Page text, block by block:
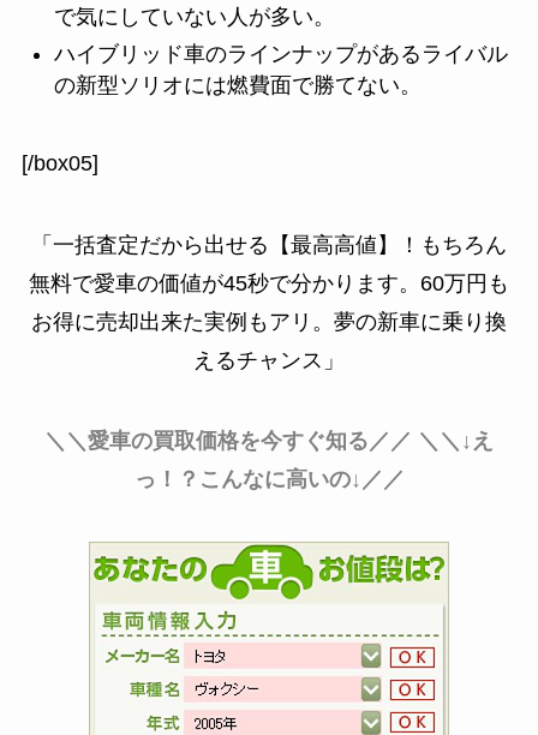
で気にしていない人が多い。
ハイブリッド車のラインナップがあるライバル
の新型ソリオには燃費面で勝てない。
[/box05]
「一括査定だから出せる【最高高値】！もちろん
無料で愛車の価値が45秒で分かります。60万円も
お得に売却出来た実例もアリ。夢の新車に乗り換
えるチャンス」
＼＼愛車の買取価格を今すぐ知る／／ ＼＼↓え
っ！？こんなに高いの↓／／